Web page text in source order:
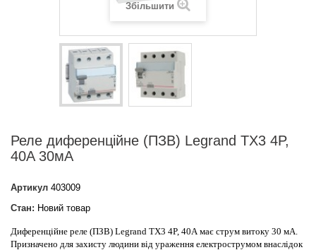
Збільшити
Реле диференційне (ПЗВ) Legrand TX3 4P,
40A 30мА
Артикул 403009
Стан: Новий товар
Диференційне реле (ПЗВ) Legrand TX3 4P, 40A має струм витоку 30 мА.
Призначено для захисту людини від ураження електрострумом внаслідок